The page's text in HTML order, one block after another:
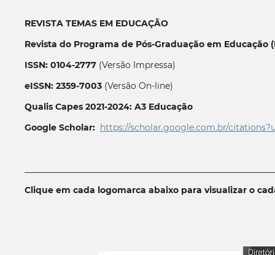
REVISTA TEMAS EM EDUCAÇÃO
Revista do Programa de Pós-Graduação em Educação
ISSN: 0104-2777(Versão Impressa)
eISSN: 2359-7003(Versão On-line)
Qualis Capes 2021-2024: A3 Educação
Google Scholar: https://scholar.google.com.br/
Clique em cada logomarca abaixo para visualizar o